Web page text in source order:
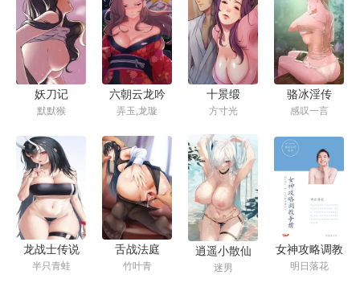
妖刀记
默默猴
六朝云龙吟
弄玉,龙璇
十景缎
方寸光
骆冰淫传
感叹一言
龙战士传说
半只青蛙
舌战法庭
竹叶青
逍遥小散仙
迷男
女神攻略调教
手册
明日落花